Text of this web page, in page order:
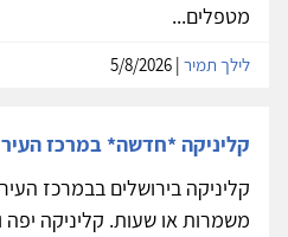
מטפלים...
לילך תמיר
קליניקה *חדשה* במרכז
קליניקה בירושלים בבמרכז
משמרות או שעות. קליניקה